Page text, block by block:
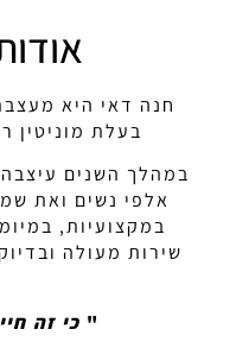
חנה דאי היא
בעלת מוניטין
במהלך השנים
אלפי נשים ואת
במקצועיות,
שירות מעולה
" כי זה